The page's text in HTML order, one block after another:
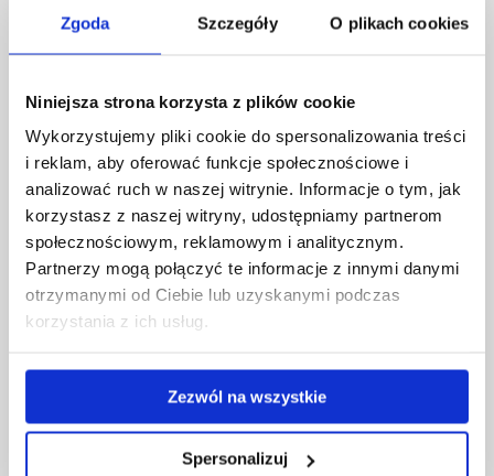
Zgoda Szczegóły O plikach cookies
Niniejsza strona korzysta z plików cookie
Wykorzystujemy pliki cookie do spersonalizowania treści
i reklam, aby oferować funkcje społecznościowe i
analizować ruch w naszej witrynie. Informacje o tym, jak
korzystasz z naszej witryny, udostępniamy partnerom
społecznościowym, reklamowym i analitycznym.
Partnerzy mogą połączyć te informacje z innymi danymi
otrzymanymi od Ciebie lub uzyskanymi podczas
korzystania z ich usług.
Zezwól na wszystkie
Spersonalizuj
35-959 Rzeszów
nawigację
przejdź
treści
Mapa serwisu
Biblioteka
Wydawnictwo
Covid info
Studia podyplomowe
Praca na UR
Zamówienia publiczne
Fundusze strukturalne
Projekty współfinansowane przez UE
Projekty realizowane z KPO
Deklaracja dostępności cyfrowej